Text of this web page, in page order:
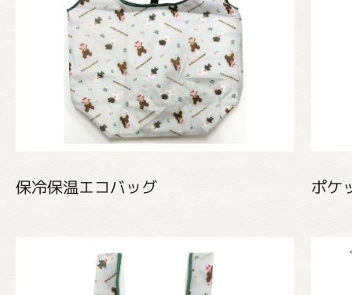
保冷保温エコバッグ ポケ
グッズインフォメーション
ミュージカル・コンサート
チア ジャッキーズ！